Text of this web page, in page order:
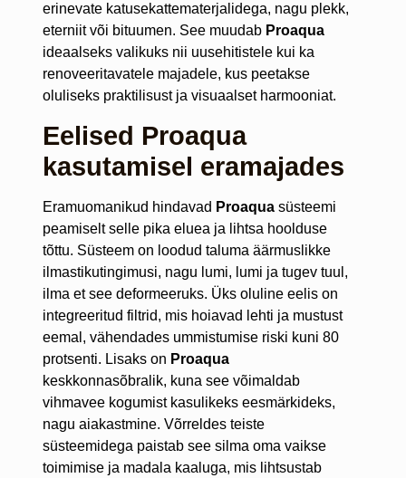
erinevate katusekattematerjalidega, nagu plekk,
eterniit või bituumen. See muudab Proaqua
ideaalseks valikuks nii uusehitistele kui ka
renoveeritavatele majadele, kus peetakse
oluliseks praktilisust ja visuaalset harmooniat.
Eelised Proaqua
kasutamisel eramajades
Eramuomanikud hindavad Proaquasüsteemi
peamiselt selle pika eluea ja lihtsa hoolduse
tõttu. Süsteem on loodud taluma äärmuslikke
ilmastikutingimusi, nagu lumi, lumi ja tugev tuul,
ilma et see deformeeruks. Üks oluline eelis on
integreeritud filtrid, mis hoiavad lehti ja mustust
eemal, vähendades ummistumise riski kuni 80
protsenti. Lisaks on Proaqua
keskkonnasõbralik, kuna see võimaldab
vihmavee kogumist kasulikeks eesmärkideks,
nagu aiakastmine. Võrreldes teiste
süsteemidega paistab see silma oma vaikse
toimimise ja madala kaaluga, mis lihtsustab